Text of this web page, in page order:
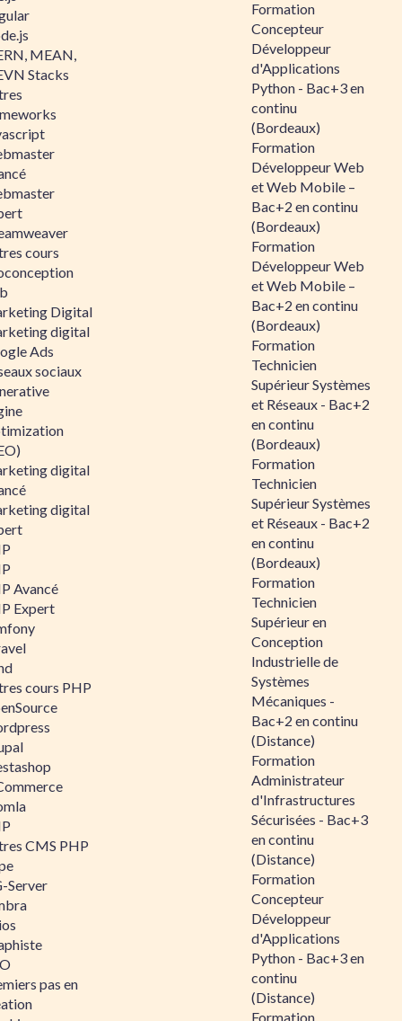
MEAN,
Stacks
cours
Digital
digital
Ads
sociaux
digital
digital
Avancé
Expert
cours PHP
CMS PHP
Server
pas en
Formation
Concepteur
Développeur
d'Applications
Python - Bac+3 en
continu
(Bordeaux)
Formation
Développeur Web
et Web Mobile –
Bac+2 en continu
(Bordeaux)
Formation
Développeur Web
et Web Mobile –
Bac+2 en continu
(Bordeaux)
Formation
Technicien
Supérieur Systèmes
et Réseaux - Bac+2
en continu
(Bordeaux)
Formation
Technicien
Supérieur Systèmes
et Réseaux - Bac+2
en continu
(Bordeaux)
Formation
Technicien
Supérieur en
Conception
Industrielle de
Systèmes
Mécaniques -
Bac+2 en continu
(Distance)
Formation
Administrateur
d'Infrastructures
Sécurisées - Bac+3
en continu
(Distance)
Formation
Concepteur
Développeur
d'Applications
Python - Bac+3 en
continu
(Distance)
Formation